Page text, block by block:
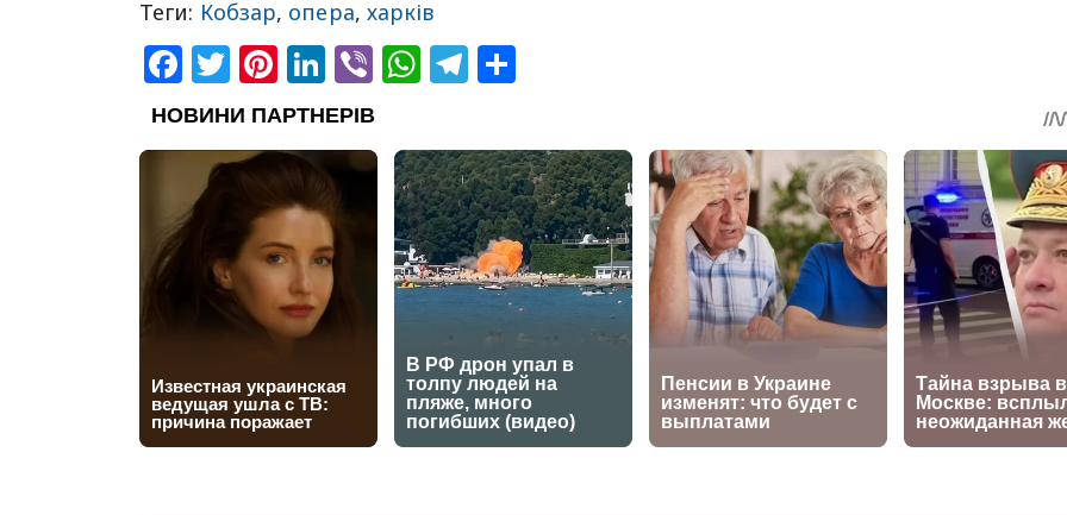
Теги: Кобзар, опера, харків
Facebook
Twitter
Pinterest
LinkedIn
ViberWhatsApp
Telegram